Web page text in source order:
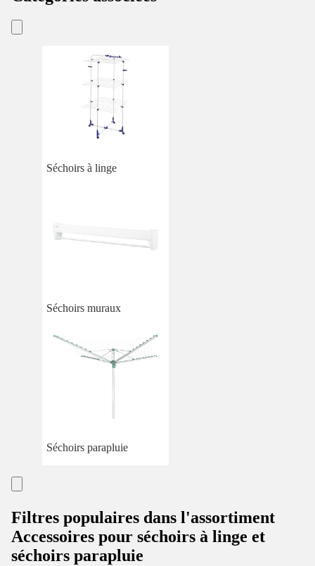
Séchoirs à linge
Séchoirs muraux
Séchoirs parapluie
Filtres populaires dans l'assortiment
Accessoires pour séchoirs à linge et
séchoirs parapluie